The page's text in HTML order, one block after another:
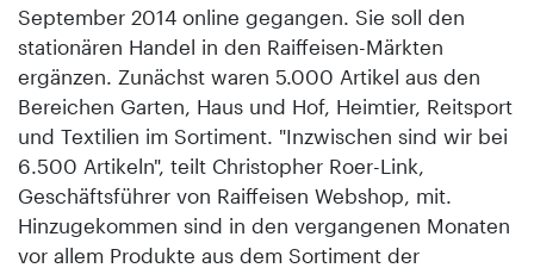
September 2014 online gegangen. Sie soll den
stationären Handel in den Raiffeisen-Märkten
ergänzen. Zunächst waren 5.000 Artikel aus den
Bereichen Garten, Haus und Hof, Heimtier, Reitsport
und Textilien im Sortiment. "Inzwischen sind wir bei
6.500 Artikeln", teilt Christopher Roer-Link,
Geschäftsführer von Raiffeisen Webshop, mit.
Hinzugekommen sind in den vergangenen Monaten
vor allem Produkte aus dem Sortiment der